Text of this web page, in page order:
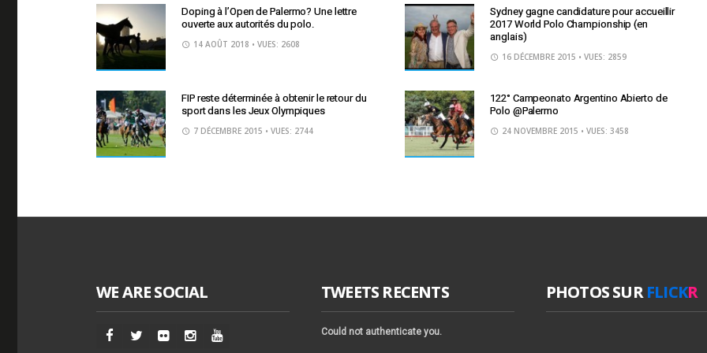
Doping à l’Open de Palermo? Une lettre
ouverte aux autorités du polo.
14 AOÛT 2018 • VUES: 2608
Sydney gagne candidature pour accueillir
2017 World Polo Championship (en
anglais)
16 DÉCEMBRE 2015 • VUES: 2859
FIP reste déterminée à obtenir le retour du
sport dans les Jeux Olympiques
7 DÉCEMBRE 2015 • VUES: 2744
122° Campeonato Argentino Abierto de
Polo @Palermo
24 NOVEMBRE 2015 • VUES: 3458
WE ARE SOCIAL TWEETS RECENTS
Could not authenticate you.
PHOTOS SURFLICKR